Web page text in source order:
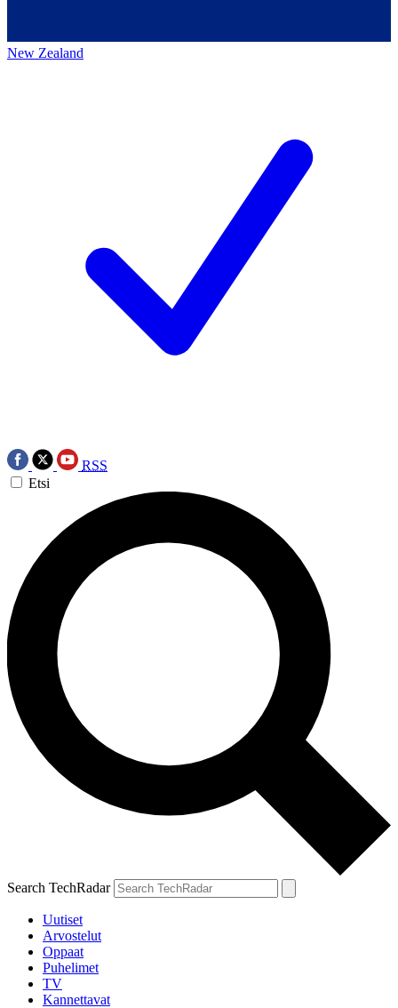
New Zealand
RSS
Etsi
Search TechRadar
Uutiset
Arvostelut
Oppaat
Puhelimet
TV
Kannettavat